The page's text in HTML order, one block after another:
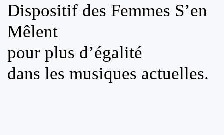
Dispositif des Femmes S’en
Mêlent
pour plus d’égalité
dans les musiques actuelles.